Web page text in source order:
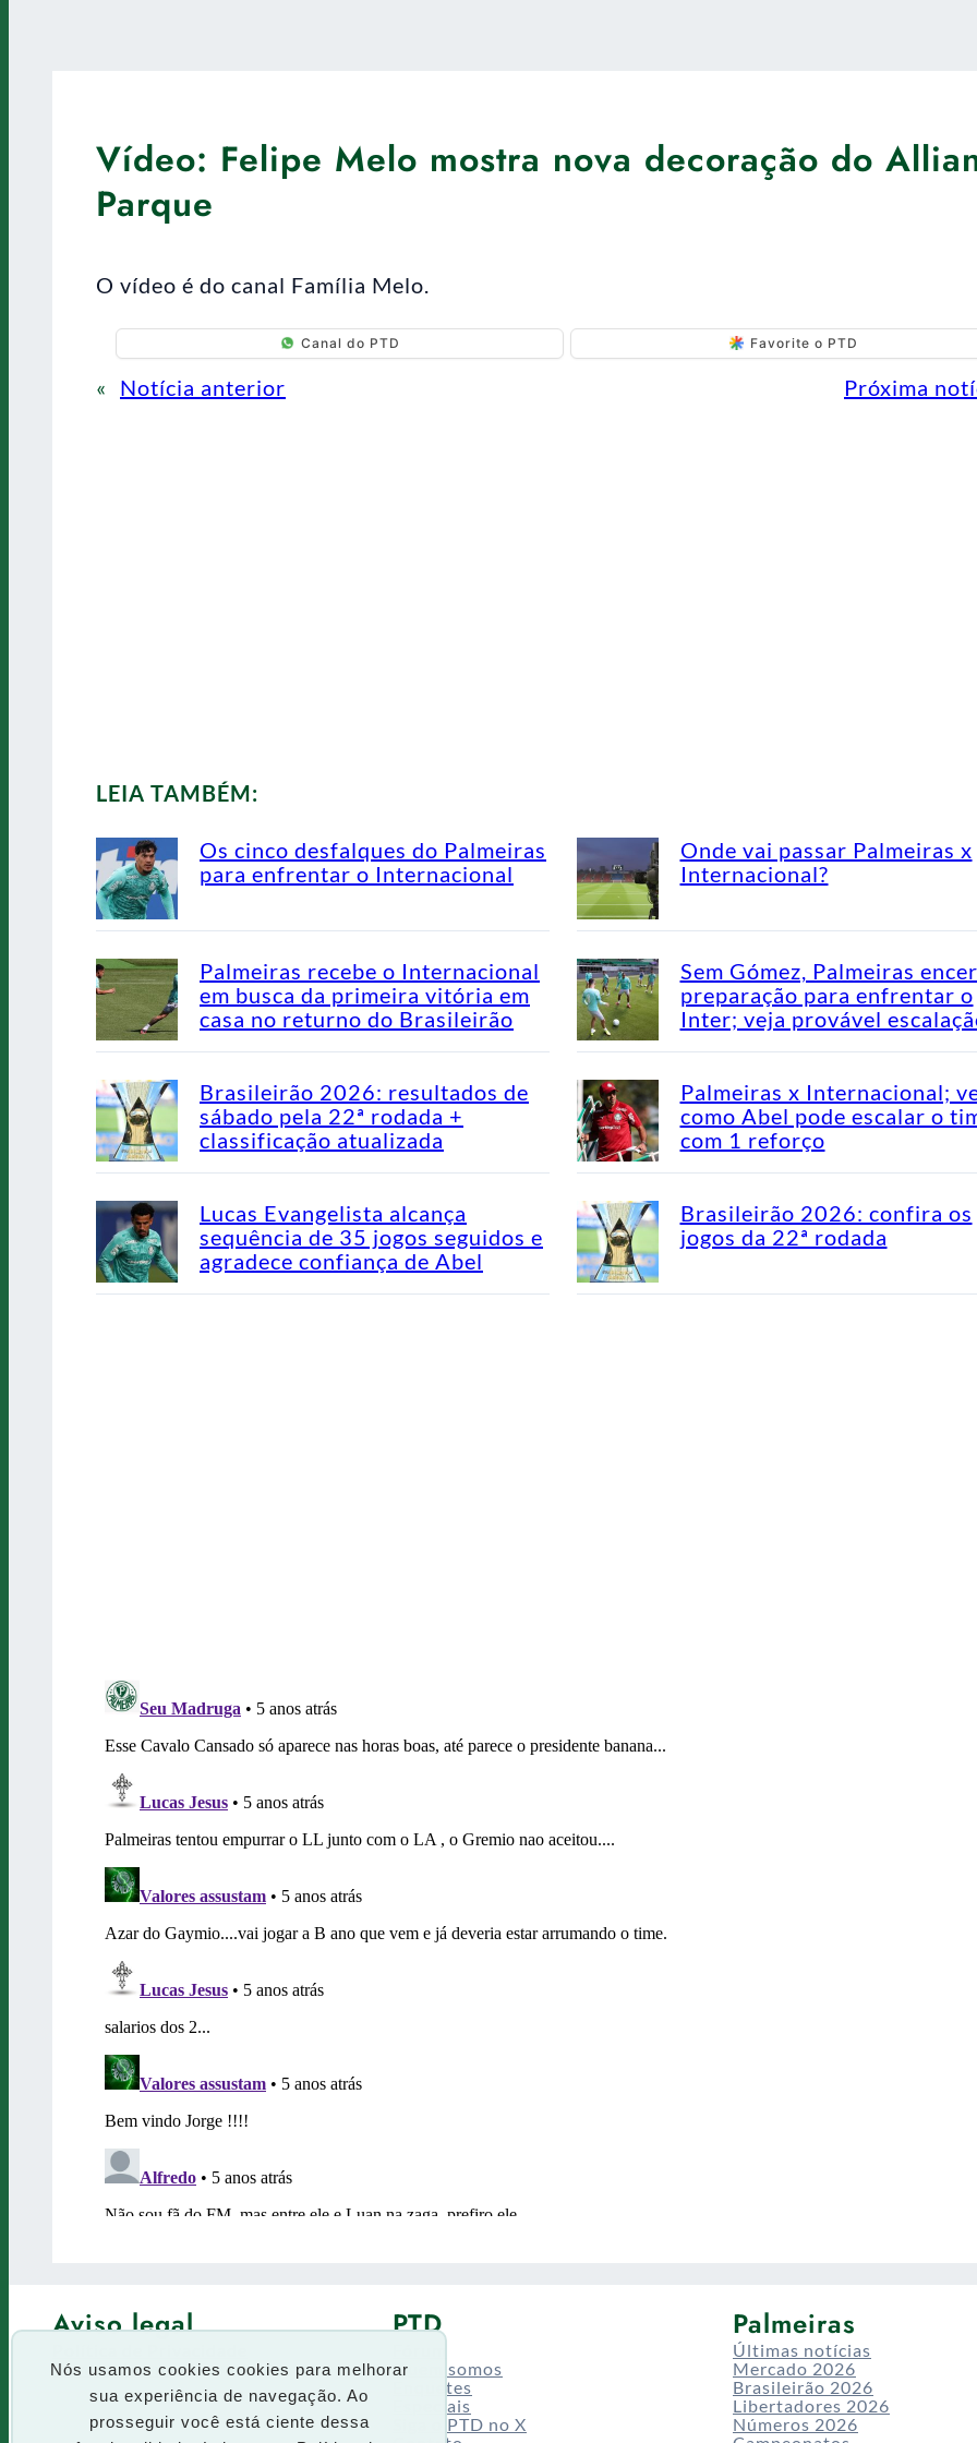
Nós usamos cookies cookies para melhorar
sua experiência de navegação. Ao
prosseguir você está ciente dessa
Vídeo: Felipe Melo mostra nova decoração do
Parque
O vídeo é do canal Família Melo.
Canal do PTD Favorite o PTD
« Notícia anterior Próxima
LEIA TAMBÉM:
Os cinco desfalques do Palmeiras
para enfrentar o Internacional
Onde vai passar Palmeiras x
Internacional?
Palmeiras recebe o Internacional
em busca da primeira vitória em
casa no returno do Brasileirão
Sem Gómez, Palmeiras
preparação para enfrentar o
Inter; veja provável
Brasileirão 2026: resultados de
sábado pela 22ª rodada +
classificação atualizada
Palmeiras x Internacional;
como Abel pode escalar o
com 1 reforço
Lucas Evangelista alcança
sequência de 35 jogos seguidos e
agradece confiança de Abel
Brasileirão 2026: confira os
jogos da 22ª rodada
Aviso legal
Termos de uso
PTD
Quem somos
Enquetes
Especiais
Siga o PTD no X
Palmeiras
Últimas notícias
Mercado 2026
Brasileirão 2026
Libertadores 2026
Números 2026